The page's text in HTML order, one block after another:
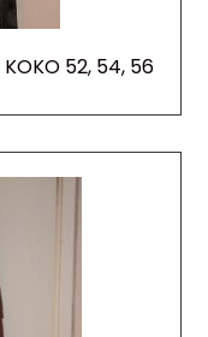
KOKO 52, 54, 56